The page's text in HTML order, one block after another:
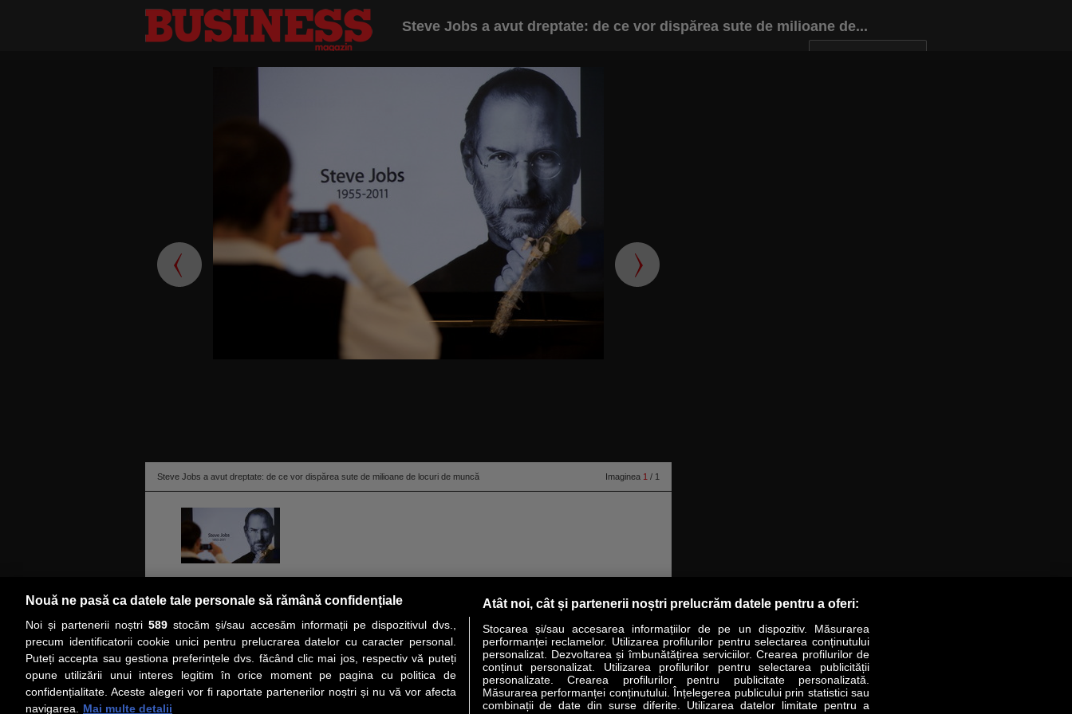
Steve Jobs a avut dreptate: de ce vor dispărea sute de milioane de...
Steve Jobs a avut dreptate: de ce vor dispărea sute de milioane de locuri de muncă Imaginea 1 / 1
Un raport de 180 de pagini publicat de un think tank al unei mari firme de consultanţă oferă o imagine elocventă cu privire
la impactul economic pe care l-ar putea avea până în 2025 cele 12 tehnologii considerate disruptive. Încă o dovadă că
Steve Jobs a avut dreptate.citeşte toată ştirea
PRIMA PAGINĂ COVER STORY LIDERI ANALIZE HI-TECH MEET THE CEO LIFESTYLE SPECIAL OPINII
Social Servicii Revista Business Magazin
Nouă ne pasă ca datele tale personale să rămână confidențiale
Noi și partenerii noștri 589stocăm și/sau accesăm informații pe dispozitivul dvs.,
precum identificatorii cookie unici pentru prelucrarea datelor cu caracter personal.
Puteți accepta sau gestiona preferințele dvs. făcând clic mai jos, respectiv vă puteți
opune utilizării unui interes legitim în orice moment pe pagina cu politica de
confidențialitate. Aceste alegeri vor fi raportate partenerilor noștri și nu vă vor afecta
navigarea.
Mai multe detalii
Atât noi, cât și partenerii noștri prelucrăm datele pentru a oferi:
Stocarea și/sau accesarea informațiilor de pe un dispozitiv. Măsurarea
performanței reclamelor. Utilizarea profilurilor pentru selectarea conținutului
personalizat. Dezvoltarea și îmbunătățirea serviciilor. Crearea profilurilor de
conținut personalizat. Utilizarea profilurilor pentru selectarea publicității
personalizate. Crearea profilurilor pentru publicitate personalizată.
Măsurarea performanței conținutului. Înțelegerea publicului prin statistici sau
combinații de date din surse diferite. Utilizarea datelor limitate pentru a